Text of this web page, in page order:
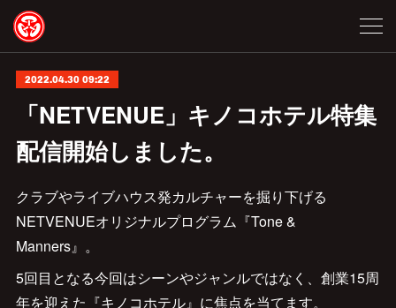
2022.04.30 09:22
「NETVENUE」キノコホテル特集
配信開始しました。
クラブやライブハウス発カルチャーを掘り下げる
NETVENUEオリジナルプログラム『Tone &
Manners』。
5回目となる今回はシーンやジャンルではなく、創業15周
年を迎えた『キノコホテル』に焦点を当てます。